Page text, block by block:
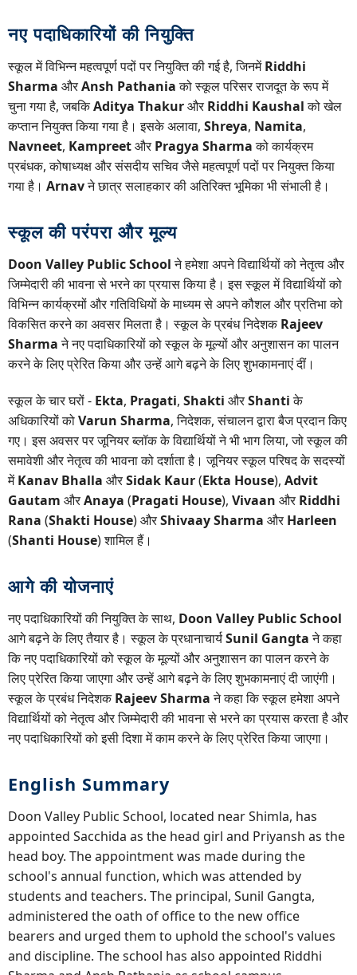
नए पदाधिकारियों की नियुक्ति
स्कूल में विभिन्न महत्वपूर्ण पदों पर नियुक्ति की गई है, जिनमेंRiddhi
Sharma औरAnsh Pathaniaको स्कूल परिसर राजदूत के रूप में
चुना गया है, जबकिAditya Thakurऔर Riddhi Kaushalको खेल
कप्तान नियुक्त किया गया है। इसके अलावा, Shreya, Namita,
Navneet, Kampreetऔर Pragya Sharmaको कार्यक्रम
प्रबंधक, कोषाध्यक्ष और संसदीय सचिव जैसे महत्वपूर्ण पदों पर नियुक्त किया
गया है। Arnavने छात्र सलाहकार की अतिरिक्त भूमिका भी संभाली है।
स्कूल की परंपरा और मूल्य
Doon Valley Public Schoolने हमेशा अपने विद्यार्थियों को नेतृत्व और
जिम्मेदारी की भावना से भरने का प्रयास किया है। इस स्कूल में विद्यार्थियों को
विभिन्न कार्यक्रमों और गतिविधियों के माध्यम से अपने कौशल और प्रतिभा को
विकसित करने का अवसर मिलता है। स्कूल के प्रबंध निदेशकRajeev
Sharmaने नए पदाधिकारियों को स्कूल के मूल्यों और अनुशासन का पालन
करने के लिए प्रेरित किया और उन्हें आगे बढ़ने के लिए शुभकामनाएं दीं।
स्कूल के चार घरों - Ekta, Pragati, Shakti औरShantiके
अधिकारियों कोVarun Sharma, निदेशक, संचालन द्वारा बैज प्रदान किए
गए। इस अवसर पर जूनियर ब्लॉक के विद्यार्थियों ने भी भाग लिया, जो स्कूल की
समावेशी और नेतृत्व की भावना को दर्शाता है। जूनियर स्कूल परिषद के सदस्यों
मेंKanav Bhalla औरSidak Kaur(Ekta House), Advit
Gautam औरAnaya (Pragati House), Vivaan और Riddhi
Rana (Shakti House) औरShivaay Sharma और Harleen
(Shanti House) शामिल हैं।
आगे की योजनाएं
नए पदाधिकारियों की नियुक्ति के साथ, Doon Valley Public School
आगे बढ़ने के लिए तैयार है। स्कूल के प्रधानाचार्यSunil Gangtaने कहा
कि नए पदाधिकारियों को स्कूल के मूल्यों और अनुशासन का पालन करने के
लिए प्रेरित किया जाएगा और उन्हें आगे बढ़ने के लिए शुभकामनाएं दी जाएंगी।
स्कूल के प्रबंध निदेशकRajeev Sharmaने कहा कि स्कूल हमेशा अपने
विद्यार्थियों को नेतृत्व और जिम्मेदारी की भावना से भरने का प्रयास करता है और
नए पदाधिकारियों को इसी दिशा में काम करने के लिए प्रेरित किया जाएगा।
English Summary
Doon Valley Public School, located near Shimla, has
appointed Sacchida as the head girl and Priyansh as the
head boy. The appointment was made during the
school's annual function, which was attended by
students and teachers. The principal, Sunil Gangta,
administered the oath of office to the new office
bearers and urged them to uphold the school's values
and discipline. The school has also appointed Riddhi